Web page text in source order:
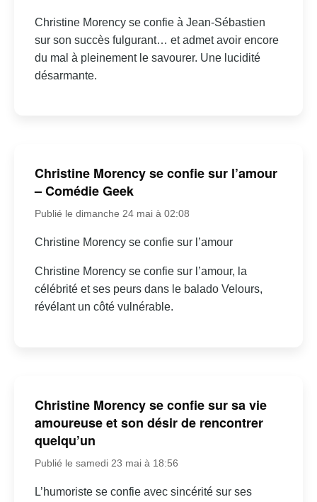
Christine Morency se confie à Jean-Sébastien
sur son succès fulgurant… et admet avoir encore
du mal à pleinement le savourer. Une lucidité
désarmante.
Christine Morency se confie sur l’amour
– Comédie Geek
Publié le dimanche 24 mai à 02:08
Christine Morency se confie sur l’amour
Christine Morency se confie sur l’amour, la
célébrité et ses peurs dans le balado Velours,
révélant un côté vulnérable.
Christine Morency se confie sur sa vie
amoureuse et son désir de rencontrer
quelqu’un
Publié le samedi 23 mai à 18:56
L’humoriste se confie avec sincérité sur ses